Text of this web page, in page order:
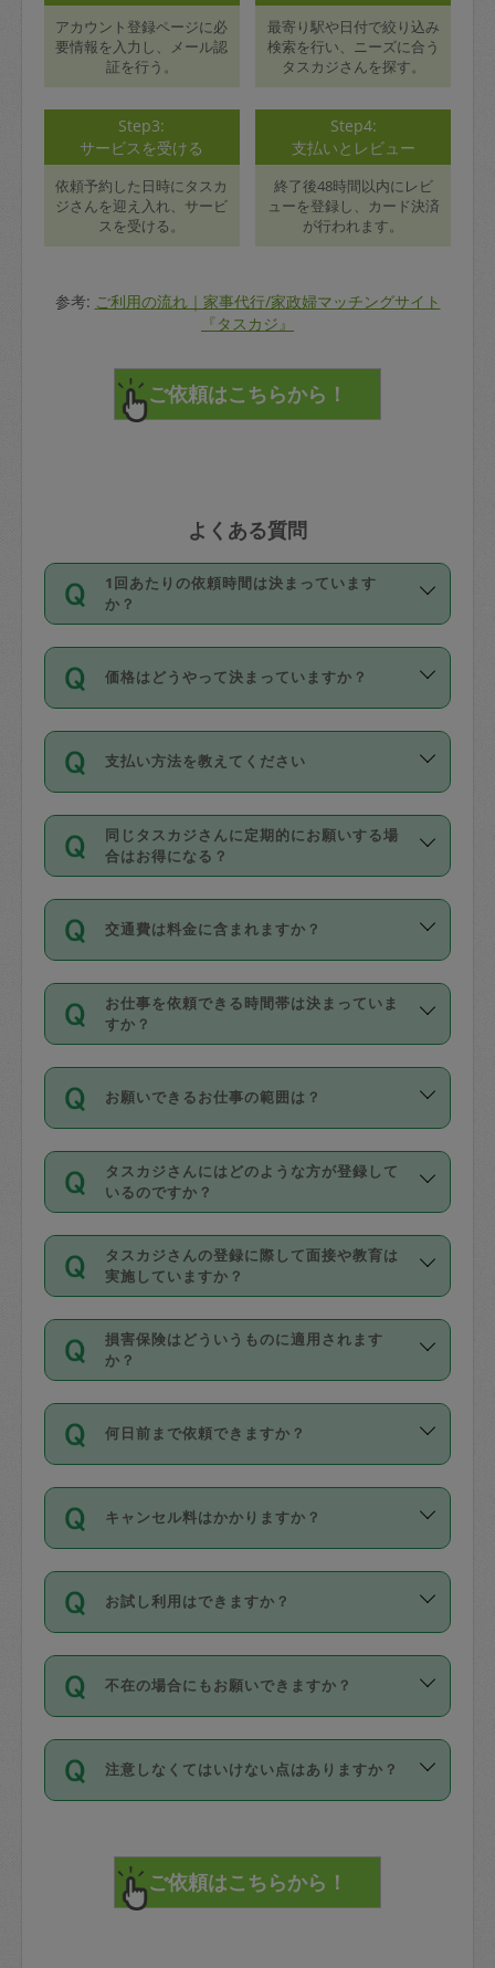
アカウント登録ページに必
要情報を入力し、メール認
証を行う。
最寄り駅や日付で絞り込み
検索を行い、ニーズに合う
タスカジさんを探す。
Step3:
サービスを受ける
依頼予約した日時にタスカ
ジさんを迎え入れ、サービ
スを受ける。
Step4:
支払いとレビュー
終了後48時間以内にレビ
ューを登録し、カード決済
が行われます。
参考: ご利用の流れ｜家事代行/家政婦マッチングサイト
『タスカジ』
よくある質問
1回あたりの依頼時間は決まっています
か？
依頼1回につき3時間固定です。3時間を
超えて依頼したい場合は、延長機能をご
利用ください。機能をご利用いただくに
の上事前申請することが必要です。な
お、3時間を下回っても、値引き等はござ
いません。
価格はどうやって決まっていますか？
11種類の価格帯の中からタスカジさん自
身が価格を選んで設定しています。
タスカジさんの価格設定には最初は制限
があり、レビュー件数、レビューの平均
値、などで除々に設定可能な最高額が上
がっていく仕組みになっています。
支払い方法を教えてください
お支払方法はクレジットカード（Visa／
Master／JCB／AMERICAN EXPRESS／
Diners Club）のみとなります。
を行う際にご入力ください。プロフィー
ル登録時にはご入力いただかなくても大
丈夫です。
デビットカード・プリペイドカード（Vプ
リカ、au WALLETなど）は支払にはご利
銀行振込や現金払いも対応していませ
なお、タスカジさんの交通費も、依頼料
金のご請求と合わせてお支払いとなりま
動計算で表示されます。
同じタスカジさんに定期的にお願いする場
合はお得になる？
依頼には「スポット」と「定期（毎週｜
隔週）」があり、「定期」の依頼は「ス
ポット」よりお得な料金でご利用できま
す。
定期の最低利用回数は設けていない代わ
りに、一定数を超えたキャンセルは有償
（例：毎週定期の場合は３回以上のキャ
ンセルが有償（1200円、隔週定期の場合
は２回以上のキャンセルが有償（1200
交通費は料金に含まれますか？
交通費は依頼料金とは別途発生し、依頼
料金のご請求と合わせてお支払いとなり
ます。交通費の金額は「依頼の詳細」に
お仕事を依頼できる時間帯は決まっていま
すか？
時間帯は3種類あります。いずれも１回あ
たり３時間です。
・ＡＭ ９時～１２時
・ＰＭ １３時～１６時
・夜 １８時～２１時
開始時間を２時間前後変更することが可
能です。依頼送信後、個別にタスカジさ
んにメッセージを送り調整してくださ
い。ただし、２時間を越えての調整はで
時間も被らない場合、損害保険の対象外
お願いできるお仕事の範囲は？
掃除、整理収納、洗濯、買い物、料理、
作り置きです。タスカジさんによってで
きる仕事の範囲が異なりますので、依頼
する前にタスカジさんのプロフィールで
確認してください。
基本的に、高所での作業や危険作業、屋
外での作業は対象外です。
タスカジさんにはどのような方が登録して
いるのですか？
主婦として長年の家事経験をお持ちの
方、栄養士・調理師といった資格者で保
育園や学校の給食やレストランで料理関
係の専門職に従事されていた方、日本で
すでにハウスキーパーや英語の先生とし
てお仕事をしているフィリピン出身の
社員など様々なバックグラウンドの方が
登録しています。
日本語も話せる方など様々です。
ールに記載していますので、各自の得意
を依頼してください。
タスカジさんの登録に際して面接や教育は
実施していますか？
応募の際に、各自事務局との面接と説明
を行っています。その後、身分証明書の
写真提出をしていただいています。外国
確認しています。タスカジさんトレーニ
ング動画を使ったセルフトレーニングの
現場トライアルを受け、合格したタスカ
ジさんが活動されています。
※テストセンターの講評は１件目のレビュ
参考
【詳細】タスカジさんの登録に際
損害保険はどういうものに適用されます
か？
依頼者とタスカジさんとの間でタスカジ
を通して成立した作業時間内での作業に
適用されます。作業範囲は、掃除、洗
です。作業中に物を壊したり、人にけが
をさせたりした場合が対象で、補償金額
す。
写真を撮り、
詳細FAQ：
損害賠償保険について教えて
何日前まで依頼できますか？
ご依頼は、現在を起点に3日後（72時間
以降）の日時から受付可能となっていま
す。
タスカジさんへ「募集」をかけることが
可能です。
キャンセル料はかかりますか？
キャンセル料には、以下の2種類がありま
す。
1. 直前キャンセル（定期、スポット契約
共通）
72時間を超える※と、以下のキャンセル
料が発生します。
直前キャンセル料：
72時間前〜24時間前＝依頼料金の50%
お試し利用はできますか？
「お試し利用」というメニューはありま
せんが、「一回のみ」依頼を活用するこ
とによって、気に入ったタスカジさんを
まず、条件の合う気になるタスカジさ
みてください。
その後、一番気に入ったタスカジさんに
不在の場合にもお願いできますか？
不在の場合の作業はタスカジさんの同意
が必要です。数回の依頼ののち、タスカ
ジさんと依頼者の間で十分な信頼関係が
てください。
不在時に部屋に入るためにタスカジさん
注意しなくてはいけない点はありますか？
で、必ず鍵のかかるロッカーや金庫に入
れて依頼者の責任の元管理するよう心掛
けてください。